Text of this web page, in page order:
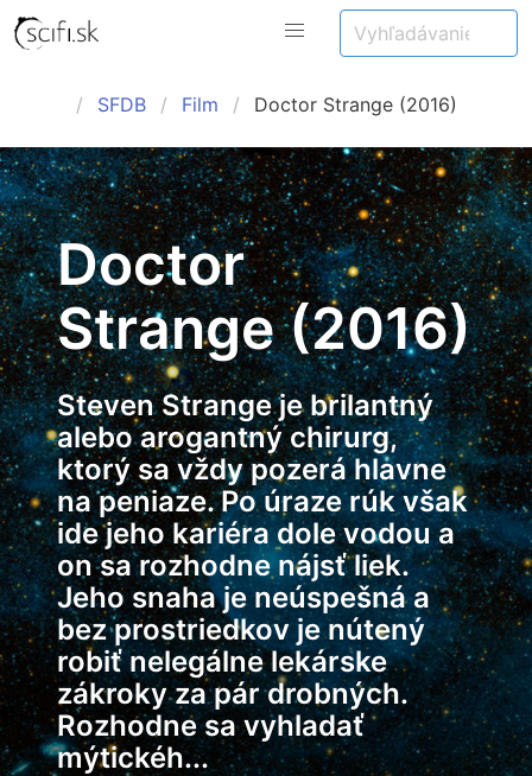
SFDB Film Doctor Strange (2016)
Doctor
Strange (2016)
Steven Strange je brilantný
alebo arogantný chirurg,
ktorý sa vždy pozerá hlavne
na peniaze. Po úraze rúk však
ide jeho kariéra dole vodou a
on sa rozhodne nájsť liek.
Jeho snaha je neúspešná a
bez prostriedkov je nútený
robiť nelegálne lekárske
zákroky za pár drobných.
Rozhodne sa vyhladať
mýtickéh...